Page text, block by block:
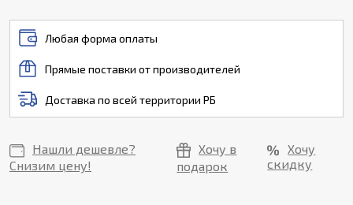
Любая форма оплаты
Прямые поставки от производителей
Доставка по всей территории РБ
Нашли дешевле?
Снизим цену!
Хочу в
подарок
Хочу
скидку